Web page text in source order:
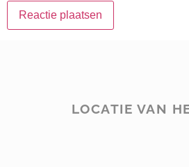
LOCATIE VAN